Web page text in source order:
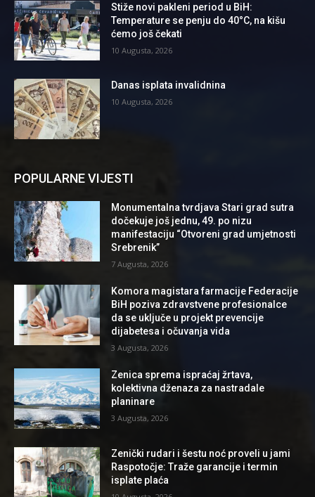
Stiže novi pakleni period u BiH:
Temperature se penju do 40°C, na kišu
ćemo još čekati
10 Augusta, 2026
Danas isplata invalidnina
10 Augusta, 2026
POPULARNE VIJESTI
Monumentalna tvrdjava Stari grad sutra
dočekuje još jednu, 49. po nizu
manifestaciju “Otvoreni grad umjetnosti
Srebrenik”
7 Augusta, 2026
Komora magistara farmacije Federacije
BiH poziva zdravstvene profesionalce
da se uključe u projekt prevencije
dijabetesa i očuvanja vida
3 Augusta, 2026
Zenica sprema ispraćaj žrtava,
kolektivna dženaza za nastradale
planinare
3 Augusta, 2026
Zenički rudari i šestu noć proveli u jami
Raspotočje: Traže garancije i termin
isplate plaća